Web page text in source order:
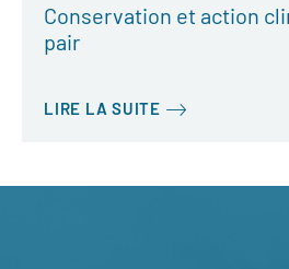
Conservation et action
pair
LIRE LA SUITE